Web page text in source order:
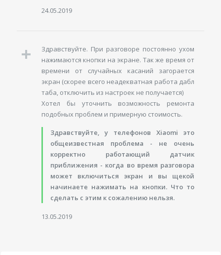
24.05.2019
Здравствуйте. При разговоре постоянно ухом
нажимаются кнопки на экране. Так же время от
времени от случайных касаний загорается
экран (скорее всего неадекватная работа дабл
таба, отключить из настроек не получается)
Хотел бы уточнить возможность ремонта
подобных проблем и примерную стоимость.
Здравствуйте, у телефонов Xiaomi это
общеизвестная проблема - не очень
корректно работающий датчик
приближения - когда во время разговора
может включиться экран и вы щекой
начинаете нажимать на кнопки. Что то
сделать с этим к сожалению нельзя.
13.05.2019